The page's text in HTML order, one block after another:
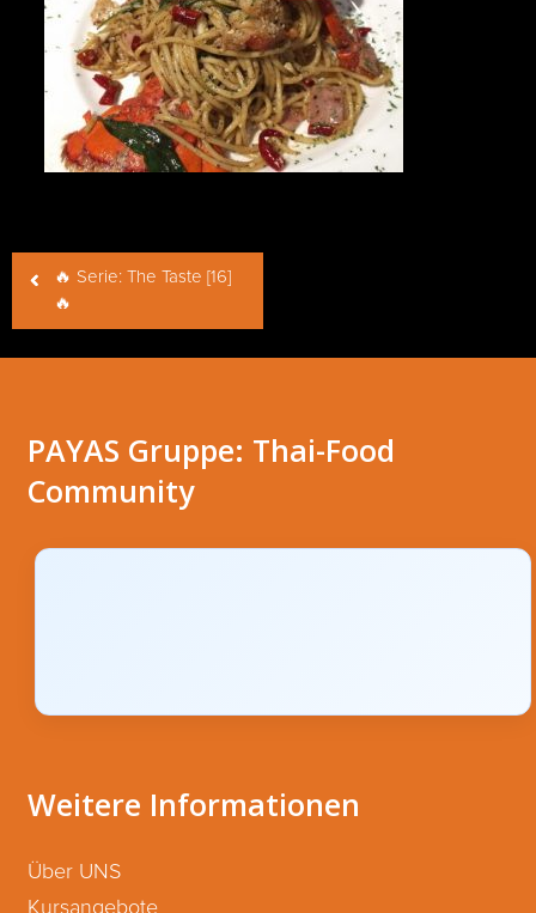
Beitragsnavigation
🔥 Serie: The Taste [16]
🔥
PAYAS Gruppe: Thai-Food
Community
Weitere Informationen
Über UNS
Kursangebote